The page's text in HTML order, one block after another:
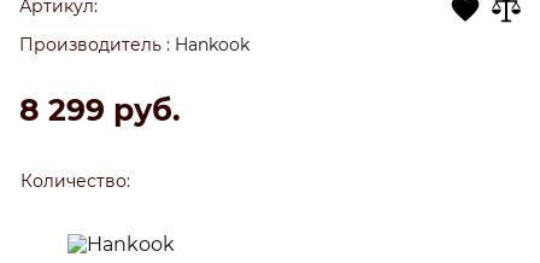
Артикул:
Производитель : Hankook
8 299 руб.
Количество: